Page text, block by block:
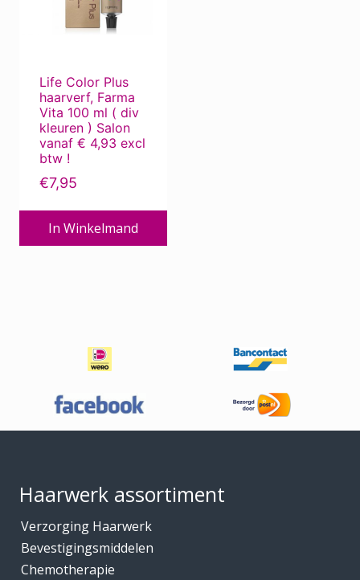
Beauty Pillow
Bevestigingsmiddelen
Borstels
Chemotherapie
Corona produkten
Dierverzorging
ECO-kapper, met oog voor milieu
Haar / Hoofdhuidproblemen
Haaraccessoires
Haarband / accessoires
Haarstukken
Hoofdhuidverzorging
Hygiene
Life Color Plus
haarverf, Farma
Vita 100 ml ( div
kleuren ) Salon
vanaf € 4,93 excl
btw !
€7,95
In Winkelmand
worden
productpagina
Haarwerk assortiment
Verzorging Haarwerk
Bevestigingsmiddelen
Chemotherapie